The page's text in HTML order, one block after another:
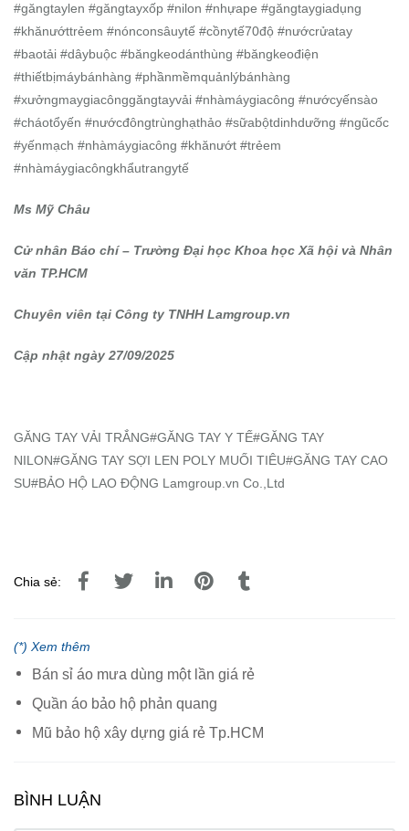
#găngtaylen #găngtayxốp #nilon #nhựape #găngtaygiadụng
#khănướttrẻem #nónconsâuytế #cồnytế70độ #nướcrửatay
#baotải #dâybuộc #băngkeodánthùng #băngkeođiện
#thiếtbịmáybánhàng #phầnmềmquảnlýbánhàng
#xưởngmaygiacônggăngtayvải #nhàmáygiacông #nướcyếnsào
#cháotổyến #nướcđôngtrùnghạthảo #sữabộtdinhdưỡng #ngũcốc
#yếnmạch #nhàmáygiacông #khănướt #trẻem
#nhàmáygiacôngkhẩutrangytế
Ms Mỹ Châu
Cử nhân Báo chí – Trường Đại học Khoa học Xã hội và Nhân
văn TP.HCM
Chuyên viên tại Công ty TNHH Lamgroup.vn
Cập nhật ngày 27/09/2025
GĂNG TAY VẢI TRẮNG#GĂNG TAY Y TẾ#GĂNG TAY
NILON#GĂNG TAY SỢI LEN POLY MUỐI TIÊU#GĂNG TAY CAO
SU#BẢO HỘ LAO ĐỘNG Lamgroup.vn Co.,Ltd
Chia sẻ:
(*) Xem thêm
Bán sỉ áo mưa dùng một lần giá rẻ
Quần áo bảo hộ phản quang
Mũ bảo hộ xây dựng giá rẻ Tp.HCM
BÌNH LUẬN